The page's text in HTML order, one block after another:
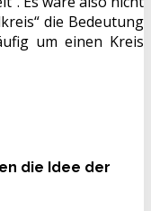
die Bedeutung
um einen Kreis
die Idee der